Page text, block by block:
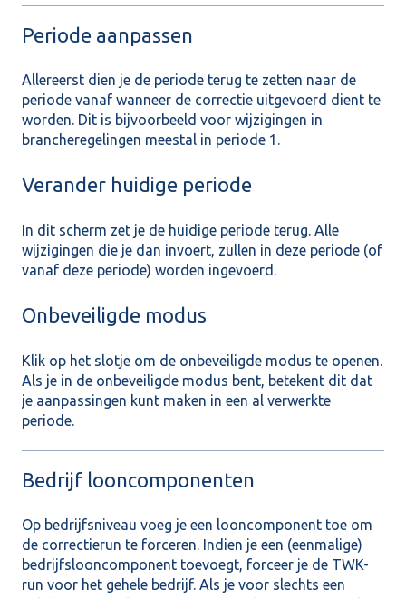
Periode aanpassen
Allereerst dien je de periode terug te zetten naar de
periode vanaf wanneer de correctie uitgevoerd dient te
worden. Dit is bijvoorbeeld voor wijzigingen in
brancheregelingen meestal in periode 1.
Verander huidige periode
In dit scherm zet je de huidige periode terug. Alle
wijzigingen die je dan invoert, zullen in deze periode (of
vanaf deze periode) worden ingevoerd.
Onbeveiligde modus
Klik op het slotje om de onbeveiligde modus te openen.
Als je in de onbeveiligde modus bent, betekent dit dat
je aanpassingen kunt maken in een al verwerkte
periode.
Bedrijf looncomponenten
Op bedrijfsniveau voeg je een looncomponent toe om
de correctierun te forceren. Indien je een (eenmalige)
bedrijfslooncomponent toevoegt, forceer je de TWK-
run voor het gehele bedrijf. Als je voor slechts een